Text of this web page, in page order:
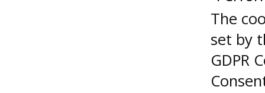
The
set by
GDPR